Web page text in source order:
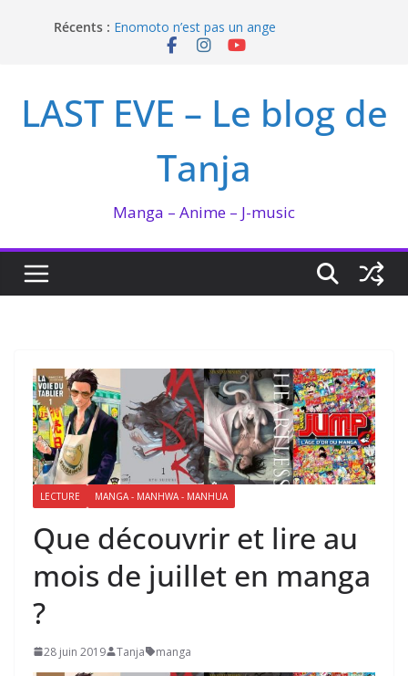
Récents : I’m not in love de Zeniko Sumiya
Enomoto n’est pas un ange
Ma collection BANANA FISH
LAST EVE – Le blog de
Tanja
Manga – Anime – J-music
LECTURE MANGA - MANHWA - MANHUA
Que découvrir et lire au
mois de juillet en manga
?
28 juin 2019 Tanja manga